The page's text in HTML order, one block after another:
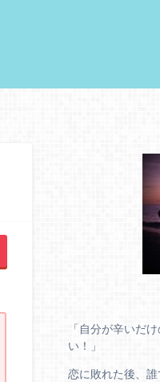
「自分が辛いだ
い！」
恋に敗れた後、誰